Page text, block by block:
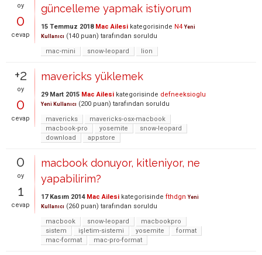
oy
0
cevap
güncelleme yapmak istiyorum
15 Temmuz 2018 Mac Ailesi kategorisinde N4 Yeni
Kullanıcı (140 puan) tarafından soruldu
mac-mini
snow-leopard lion
+2
oy
0
cevap
mavericks yüklemek
29 Mart 2015 Mac Ailesi kategorisinde defneeksioglu
Yeni Kullanıcı (200 puan) tarafından soruldu
mavericks
mavericks-osx-macbook
macbook-pro
yosemite
snow-leopard
download
appstore
0
oy
1
cevap
macbook donuyor, kitleniyor, ne
yapabilirim?
17 Kasım 2014 Mac Ailesi kategorisinde fthdgn Yeni
Kullanıcı (260 puan) tarafından soruldu
macbook
snow-leopard
macbookpro
sistem
işletim-sistemi yosemite
format
mac-format
mac-pro-format